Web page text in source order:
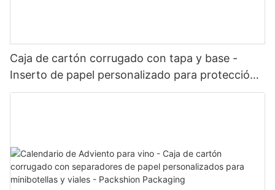
Caja de cartón corrugado con tapa y base -
Inserto de papel personalizado para protección
y exhibición del producto - Packshion Packaging